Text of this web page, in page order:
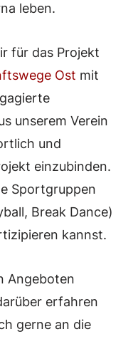
leben.
für das Projekt
Ost mit
unserem Verein
und
einzubinden.
Sportgruppen
Break Dance)
kannst.
Angeboten
erfahren
gerne an die